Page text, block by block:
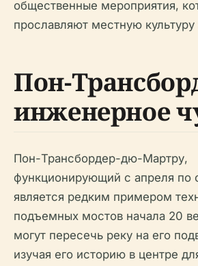
общественные мероприятия,
прославляют местную культуру
Пон-
инженерное
Пон-Трансбордер-дю-Мартру,
функционирующий с апреля по
является редким примером
подъемных мостов начала 20
могут пересечь реку на его
изучая его историю в центре